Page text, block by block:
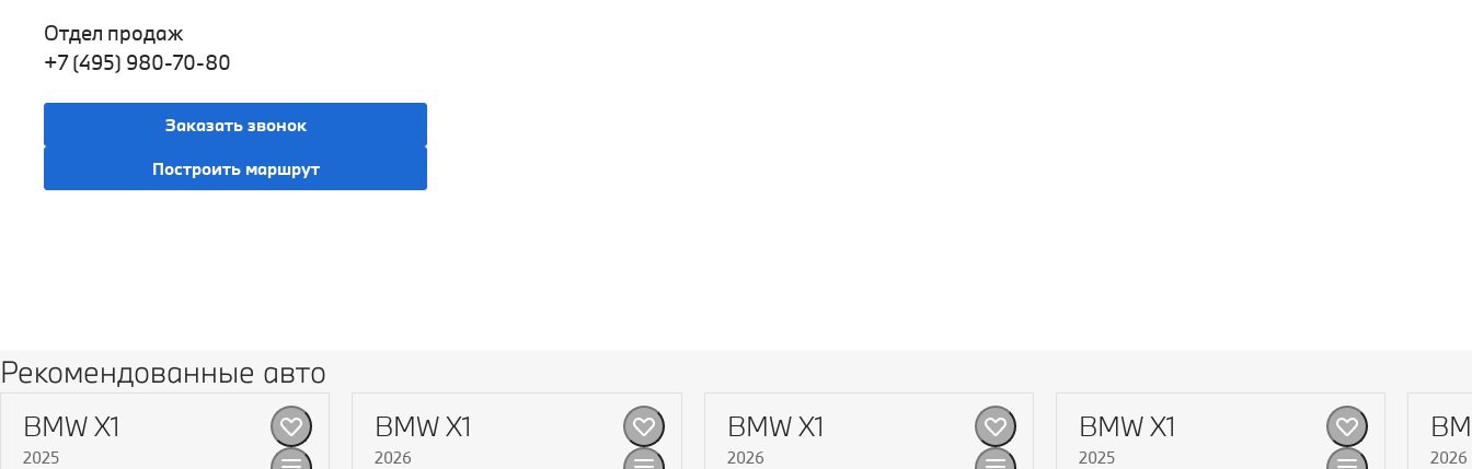
Отдел продаж
+7 (495) 980-70-80
Заказать звонок
Построить маршрут
Рекомендованные авто
BMW X1
2025
BMW X1
2026
BMW X1
2026
BMW X1
2025 2026